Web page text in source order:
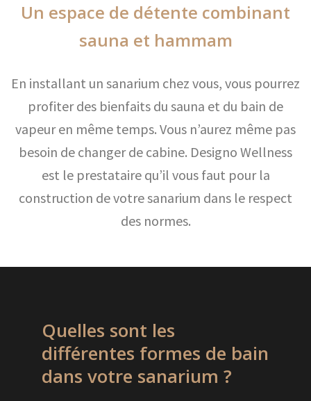
Un espace de détente combinant
sauna et hammam
En installant un sanarium chez vous, vous pourrez
profiter des bienfaits du sauna et du bain de
vapeur en même temps. Vous n’aurez même pas
besoin de changer de cabine. Designo Wellness
est le prestataire qu’il vous faut pour la
construction de votre sanarium dans le respect
des normes.
Quelles sont les
différentes formes de bain
dans votre sanarium ?